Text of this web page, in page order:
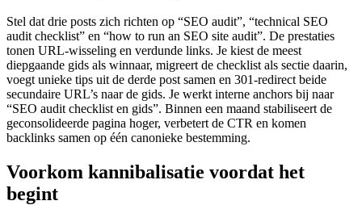
Stel dat drie posts zich richten op “SEO audit”, “technical SEO
audit checklist” en “how to run an SEO site audit”. De prestaties
tonen URL-wisseling en verdunde links. Je kiest de meest
diepgaande gids als winnaar, migreert de checklist als sectie daarin,
voegt unieke tips uit de derde post samen en 301-redirect beide
secundaire URL’s naar de gids. Je werkt interne anchors bij naar
“SEO audit checklist en gids”. Binnen een maand stabiliseert de
geconsolideerde pagina hoger, verbetert de CTR en komen
backlinks samen op één canonieke bestemming.
Voorkom kannibalisatie voordat het
begint